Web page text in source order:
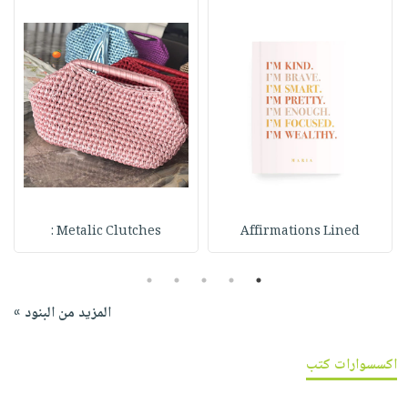
Affirmations Lined
Metalic Clutches :
1
2
3
4
5
المزيد من البنود »
اكسسوارات كتب